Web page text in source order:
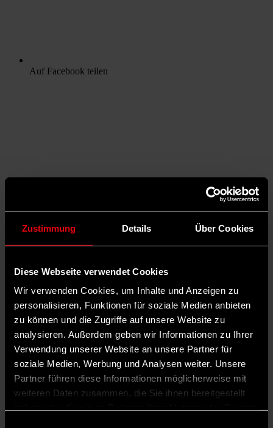
Zustimmung Details Über Cookies
Diese Webseite verwendet Cookies
Wir verwenden Cookies, um Inhalte und Anzeigen zu
personalisieren, Funktionen für soziale Medien anbieten
zu können und die Zugriffe auf unsere Website zu
analysieren. Außerdem geben wir Informationen zu Ihrer
Verwendung unserer Website an unsere Partner für
soziale Medien, Werbung und Analysen weiter. Unsere
Partner führen diese Informationen möglicherweise mit
weiteren Daten zusammen, die Sie ihnen bereitgestellt
Auf Facebook teilen
Auf X teilen
Teilen 0 Kommentare Dark Mode
„Wir gehen doch nicht in Männerzirkel, wenn wir die Frauen
erreichen wollen“, entrüstet sich Ellen Rublow fast ein wenig.